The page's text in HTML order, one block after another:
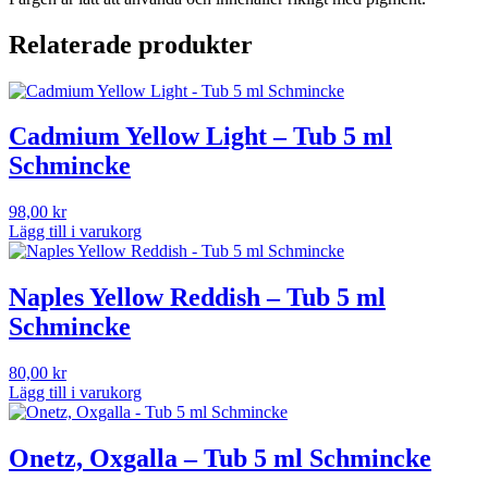
Relaterade produkter
Cadmium Yellow Light – Tub 5 ml
Schmincke
98,00 kr
Lägg till i varukorg
Naples Yellow Reddish – Tub 5 ml
Schmincke
80,00 kr
Lägg till i varukorg
Onetz, Oxgalla – Tub 5 ml Schmincke